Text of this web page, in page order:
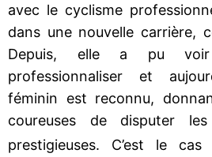
avec le cyclisme
dans une nouvelle carrière,
Depuis, elle a pu
professionnaliser et
féminin est reconnu,
coureuses de disputer
prestigieuses. C’est le